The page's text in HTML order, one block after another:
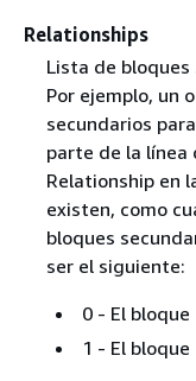
Relationships
Lista de
Por ejemplo, un
secundarios
parte de la línea
Relationship en
existen, como
bloques
ser el siguiente:
0 - El
1 - El